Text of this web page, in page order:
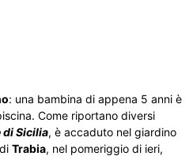
: una bambina di appena 5 anni è
Come riportano diversi
di Sicilia, è accaduto nel giardino
Trabia, nel pomeriggio di ieri,